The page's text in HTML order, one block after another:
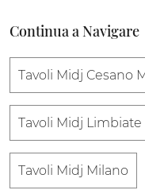
Continua a Navigare
Tavoli Midj Cesano
Tavoli Midj Limbiate
Tavoli Midj Milano